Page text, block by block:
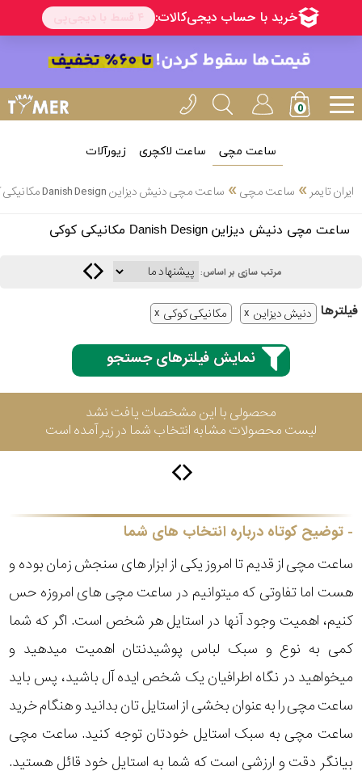
ساعت مچی ساعت لاکچری زیورآلات
ایران تایمر » ساعت مچی» ساعت مچی دنیش دیزاین Danish Design مکانیکی کوکی
ساعت مچی دنیش دیزاین Danish Design مکانیکی کوکی
مرتب سازی بر اساس:
فیلتر‌ها دنیش دیزاین مکانیکی کوکی
نمایش فیلترهای جستجو
محصولی با این مشخصات یافت نشد
لیست محصولات مشابه انتخاب شما در زیر آمده است
توضیح کوتاه درباره انتخاب های شما
ساعت مچی از قدیم تا امروز یکی از ابزار های سنجش زمان بوده و
هست اما تفاوتی که میتوانیم در ساعت مچی های امروزه حس
کنیم، اهمیت وجود آنها در استایل هر شخص است. اگر که شما
کمی به نوع و سبک لباس پوشیدنتان اهمیت میدهید و
میخواهید در نگاه اطرافیان یک شخص ایده آل باشید، پس باید
ساعت مچی را به عنوان بخشی از استایل تان بدانید و هنگام خرید
ساعت مچی به سبک استایل خودتان توجه کنید. ساعت مچی
بیانگر دقت و ارزشی است که شما به استایل خود قائل هستید.
بین 3
عدد
ساعته
جگوار
جنسیت
رده